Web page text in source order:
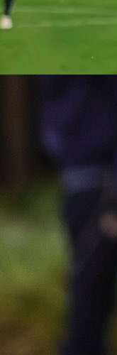
PONOS
Kapiten
vrhu
Podaci koje
fascinirajući, a